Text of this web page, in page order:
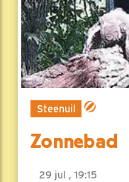
Steenuil
Zonnebad
29 jul , 19:15